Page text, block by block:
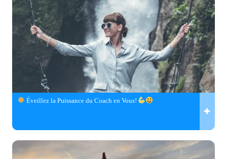
Éveillez la Puissance du Coach en Vous!